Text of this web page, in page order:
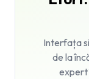
Interfața
de la
expert